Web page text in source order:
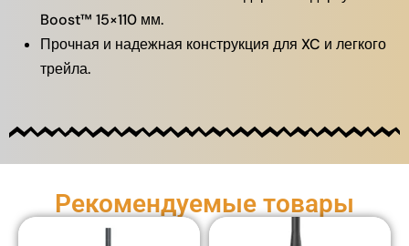
Boost™ 15×110 мм.
Прочная и надежная конструкция для XC и легкого
трейла.
Рекомендуемые товары